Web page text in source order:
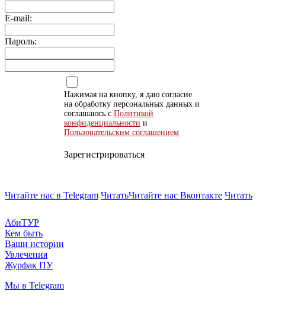
E-mail:
Пароль:
Нажимая на кнопку, я даю согласие
на обработку персональных данных и
соглашаюсь с Политикой
конфиденциальности и
Пользовательским соглашением
Зарегистрироваться
Читайте нас в Telegram ЧитатьЧитайте нас Вконтакте Читать
АбиТУР
Кем быть
Ваши истории
Увлечения
Журфак ПУ
Мы в Telegram